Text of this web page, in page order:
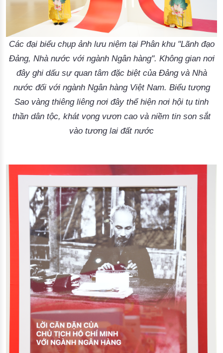
Các đại biểu chụp ảnh lưu niệm tại Phân khu "Lãnh đạo
Đảng, Nhà nước với ngành Ngân hàng". Không gian nơi
đây ghi dấu sự quan tâm đặc biệt của Đảng và Nhà
nước đối với ngành Ngân hàng Việt Nam. Biểu tượng
Sao vàng thiêng liêng nơi đây thể hiện nơi hội tụ tinh
thần dân tộc, khát vọng vươn cao và niềm tin son sắt
vào tương lai đất nước